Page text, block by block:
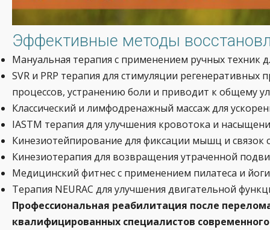
Эффективные методы
Мануальная терапия с применением ручных техник
SVR и PRP терапия для стимуляции
процессов, устранению боли и приводит к общему
Классический и лимфодренажный массаж для
IASTM терапия для улучшения кровотока и
Кинезиотейпирование для фиксации мышц и
Кинезиотерапия для возвращения утраченной
Медицинский фитнес с применением пилатеса и
Терапия NEURAC для улучшения двигательной
Профессиональная реабилитация после
квалифицированных специалистов